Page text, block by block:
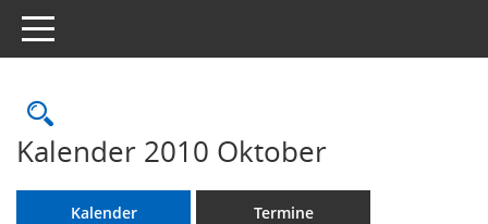
Toggle navigation
Rechercheauswahl
Kalender 2010 Oktober
Kalender Termine